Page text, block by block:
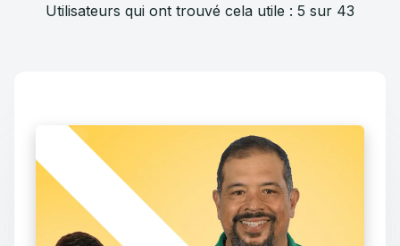
Utilisateurs qui ont trouvé cela utile : 5 sur 43